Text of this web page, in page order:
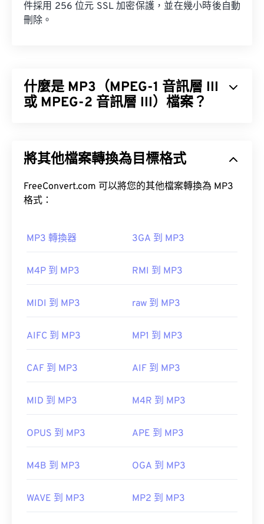
件採用 256 位元 SSL 加密保護，並在幾小時後自動
刪除。
什麼是 MP3（MPEG-1 音訊層 III
或 MPEG-2 音訊層 III）檔案？
的文件，以便進行數位儲存和傳輸。 MP3 檔案是消
可接受，MP3 檔案易於儲存和共享，因此被廣泛使
用。
由於 MP3 檔案非常普及，大多數主流音訊播放程式
iTunes
預覽 MP3
器 。請注意，還有兩種其他檔案類型也使用 MP3 副
Masterpoint green points data
初始發布：1993
將其他檔案轉換為目標格式
FreeConvert.com 可以將您的其他檔案轉換為 MP3
格式：
MP3 轉換器 3GA 到 MP3
M4P 到 MP3 RMI 到 MP3
MIDI 到 MP3 raw 到 MP3
AIFC 到 MP3 MP1 到 MP3
CAF 到 MP3 AIF 到 MP3
MID 到 MP3 M4R 到 MP3
OPUS 到 MP3 APE 到 MP3
M4B 到 MP3 OGA 到 MP3
WAVE 到 MP3 MP2 到 MP3